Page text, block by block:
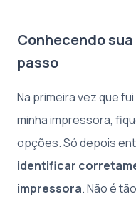
Conhecendo
passo
Na primeira vez que
minha impressora,
opções. Só depois
identificar
impressora. Não é